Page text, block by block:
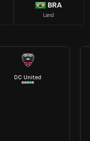
BRA
Land
DC United